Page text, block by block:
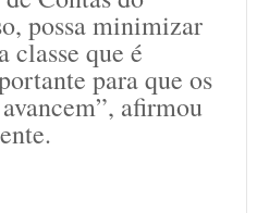
possa minimizar
classe que é
para que os
afirmou